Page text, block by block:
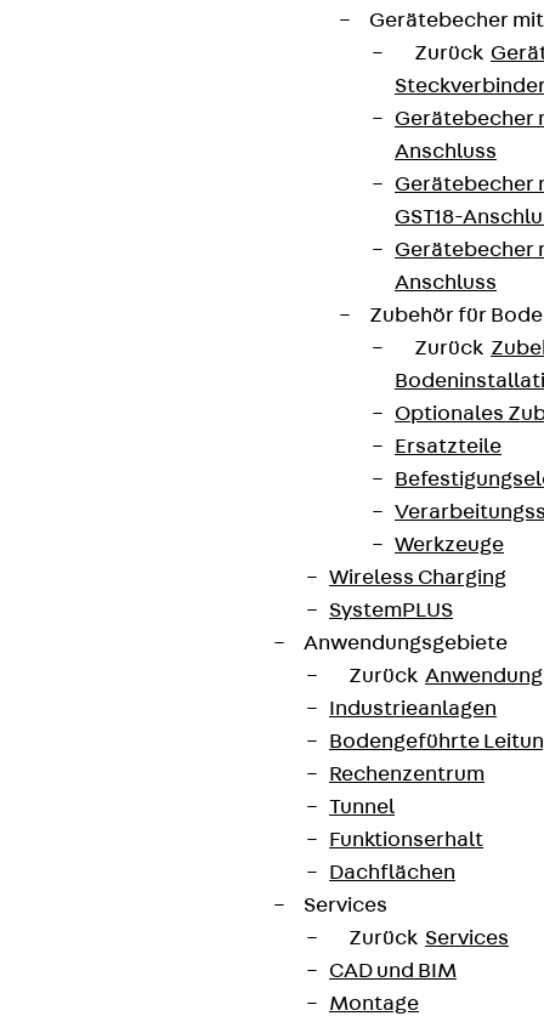
Gerätebecher
Zurück
Gerätebecher
Anschluss
Gerätebecher
GST18-
Gerätebecher
Anschluss
Zubehör für
Zurück
Optionales
Ersatzteile
Werkzeuge
Wireless Charging
SystemPLUS
Anwendungsgebiete
Zurück
Industrieanlagen
Bodengeführte
Rechenzentrum
Tunnel
Funktionserhalt
Dachflächen
Services
Zurück Services
CAD und BIM
Montage